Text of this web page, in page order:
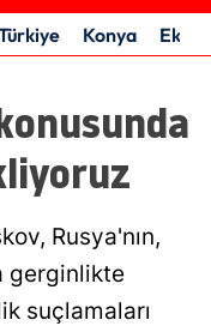
Afyonkarahisar
Amasya
Ankara
Artvin
Aydın
Konya
Rusya'nın,
gerginlikte
suçlamaları